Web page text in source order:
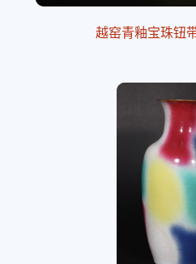
越窑青釉宝珠钮